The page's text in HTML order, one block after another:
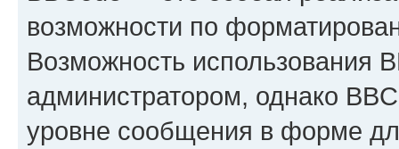
возможности по
Возможность использования
администратором, однако
уровне сообщения в форме